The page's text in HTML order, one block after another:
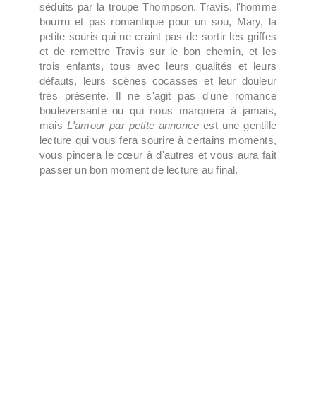
séduits par la troupe Thompson. Travis, l'homme
bourru et pas romantique pour un sou, Mary, la
petite souris qui ne craint pas de sortir les griffes
et de remettre Travis sur le bon chemin, et les
trois enfants, tous avec leurs qualités et leurs
défauts, leurs scènes cocasses et leur douleur
très présente. Il ne s'agit pas d'une romance
bouleversante ou qui nous marquera à jamais,
mais L'amour par petite annonce est une gentille
lecture qui vous fera sourire à certains moments,
vous pincera le cœur à d'autres et vous aura fait
passer un bon moment de lecture au final.